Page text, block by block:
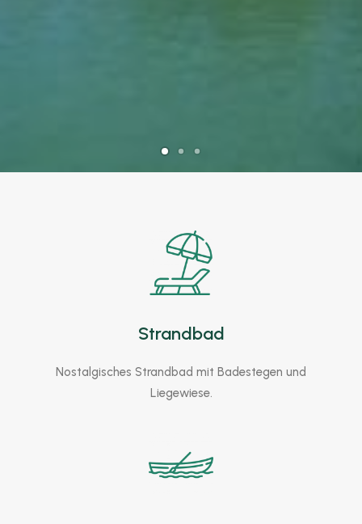
Strandbad
Nostalgisches Strandbad mit Badestegen und
Liegewiese.